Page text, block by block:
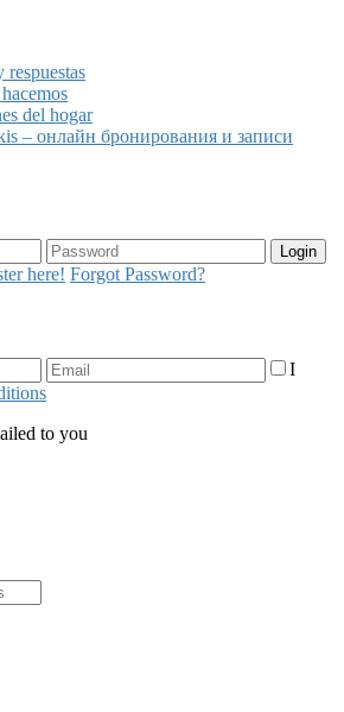
respuestas
del hogar
– онлайн бронирования и записи
Login
here! Forgot Password?
I
to you